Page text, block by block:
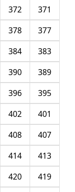
371
372
377
378
383
384
389
390
395
396
401
402
407
408
413
414
419
420